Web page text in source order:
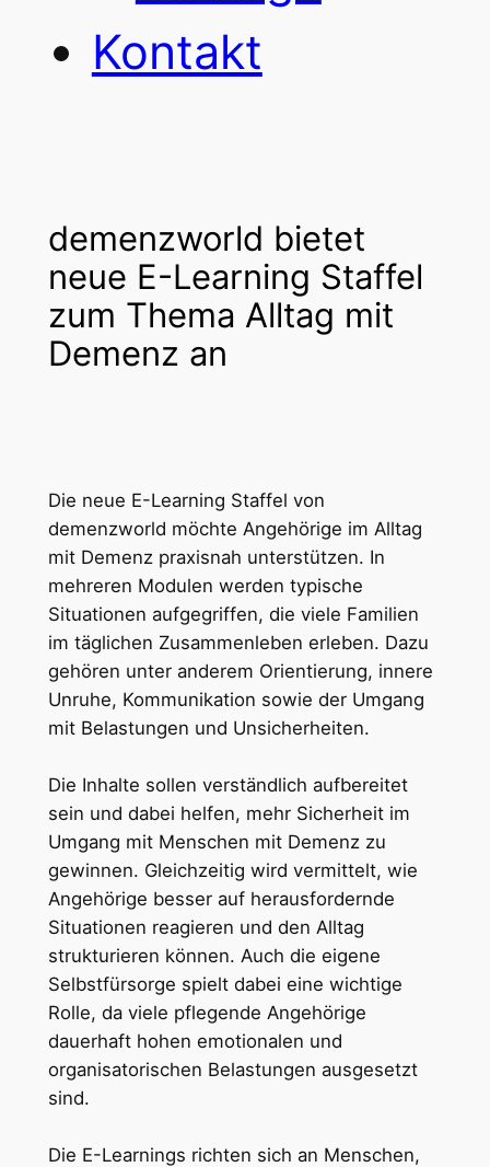
Kontakt
demenzworld bietet
neue E-Learning Staffel
zum Thema Alltag mit
Demenz an
Die neue E-Learning Staffel von
demenzworld möchte Angehörige im Alltag
mit Demenz praxisnah unterstützen. In
mehreren Modulen werden typische
Situationen aufgegriffen, die viele Familien
im täglichen Zusammenleben erleben. Dazu
gehören unter anderem Orientierung, innere
Unruhe, Kommunikation sowie der Umgang
mit Belastungen und Unsicherheiten.
Die Inhalte sollen verständlich aufbereitet
sein und dabei helfen, mehr Sicherheit im
Umgang mit Menschen mit Demenz zu
gewinnen. Gleichzeitig wird vermittelt, wie
Angehörige besser auf herausfordernde
Situationen reagieren und den Alltag
strukturieren können. Auch die eigene
Selbstfürsorge spielt dabei eine wichtige
Rolle, da viele pflegende Angehörige
dauerhaft hohen emotionalen und
organisatorischen Belastungen ausgesetzt
sind.
Die E-Learnings richten sich an Menschen,